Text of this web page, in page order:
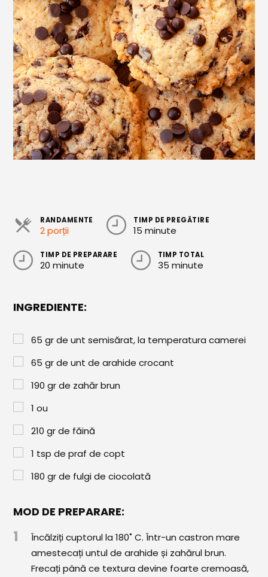
Ceva Dulce
Biscuiți, Bomboane și
Fursecuri
Brioșe și Checuri
Budinci, Jeleuri și Sufleuri
Cheesecake
Cozonaci
Deserturi Sănătoase
Torturi
Conserve
Garnituri
Pâine
Paste & Risotto
Aluaturi Dulci
Aluaturi Sărate
Pizza
Rețete cu Carne
Rețete Vegetariene
Salate
RANDAMENTE
2 porții
TIMP DE PREGĂTIRE
15 minute
TIMP DE PREPARARE
20 minute
TIMP TOTAL
35 minute
INGREDIENTE:
65 gr de unt semisărat, la temperatura camerei
65 gr de unt de arahide crocant
190 gr de zahăr brun
1 ou
210 gr de făină
1 tsp de praf de copt
180 gr de fulgi de ciocolată
MOD DE PREPARARE:
1
Încălziți cuptorul la 180˚ C. Într-un castron mare
amestecați untul de arahide și zahărul brun.
Frecați până ce textura devine foarte cremoasă,